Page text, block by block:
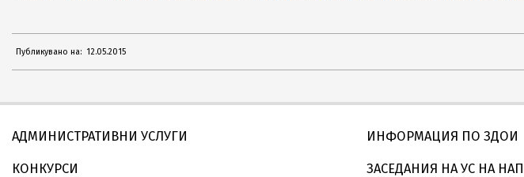
Публикувано на: 12.05.2015
АДМИНИСТРАТИВНИ УСЛУГИ
КОНКУРСИ
ИНФОРМАЦИЯ ПО ЗДОИ
ЗАСЕДАНИЯ НА УС НА